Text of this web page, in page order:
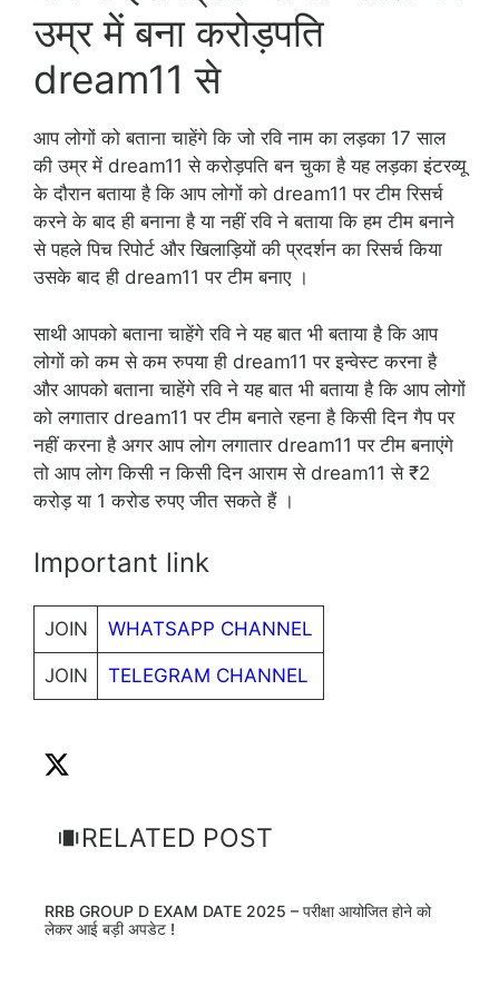
उम्र में बना करोड़पति
dream11 से
आप लोगों को बताना चाहेंगे कि जो रवि नाम का लड़का 17 साल
की उम्र में dream11 से करोड़पति बन चुका है यह लड़का इंटरव्यू
के दौरान बताया है कि आप लोगों को dream11 पर टीम रिसर्च
करने के बाद ही बनाना है या नहीं रवि ने बताया कि हम टीम बनाने
से पहले पिच रिपोर्ट और खिलाड़ियों की प्रदर्शन का रिसर्च किया
उसके बाद ही dream11 पर टीम बनाए ।
साथी आपको बताना चाहेंगे रवि ने यह बात भी बताया है कि आप
लोगों को कम से कम रुपया ही dream11 पर इन्वेस्ट करना है
और आपको बताना चाहेंगे रवि ने यह बात भी बताया है कि आप लोगों
को लगातार dream11 पर टीम बनाते रहना है किसी दिन गैप पर
नहीं करना है अगर आप लोग लगातार dream11 पर टीम बनाएंगे
तो आप लोग किसी न किसी दिन आराम से dream11 से ₹2
करोड़ या 1 करोड रुपए जीत सकते हैं ।
Important link
JOIN WHATSAPP CHANNEL
JOIN TELEGRAM CHANNEL
RELATED POST
RRB GROUP D EXAM DATE 2025 – परीक्षा आयोजित होने को
लेकर आई बड़ी अपडेट !